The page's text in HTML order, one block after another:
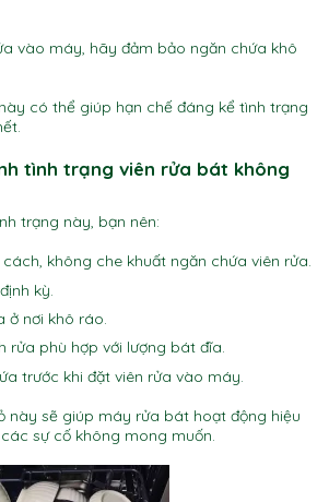
vào máy, hãy đảm bảo ngăn chứa khô
có thể giúp hạn chế đáng kể tình trạng
tình trạng viên rửa bát không
trạng này, bạn nên:
không che khuất ngăn chứa viên rửa.
kỳ.
ở nơi khô ráo.
rửa phù hợp với lượng bát đĩa.
trước khi đặt viên rửa vào máy.
này sẽ giúp máy rửa bát hoạt động hiệu
sự cố không mong muốn.